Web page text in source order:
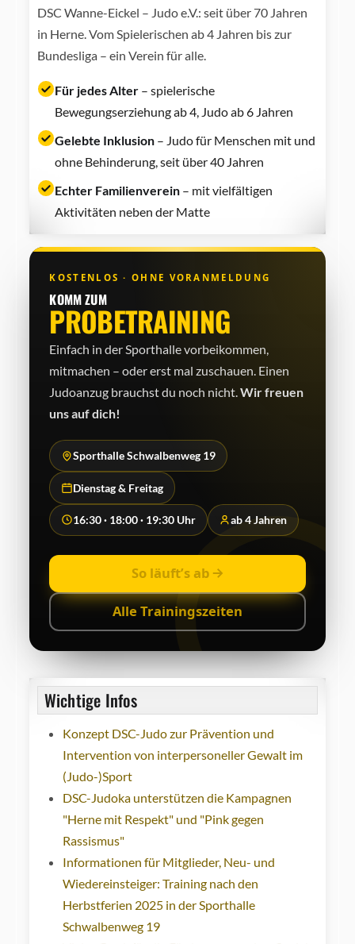
DSC Wanne-Eickel – Judo e.V.: seit über 70 Jahren
in Herne. Vom Spielerischen ab 4 Jahren bis zur
Bundesliga – ein Verein für alle.
Für jedes Alter– spielerische
Bewegungserziehung ab 4, Judo ab 6 Jahren
Gelebte Inklusion– Judo für Menschen mit und
ohne Behinderung, seit über 40 Jahren
Echter Familienverein– mit vielfältigen
Aktivitäten neben der Matte
KOSTENLOS · OHNE VORANMELDUNG
KOMM ZUM
PROBETRAINING
Einfach in der Sporthalle vorbeikommen,
mitmachen – oder erst mal zuschauen. Einen
Judo­anzug brauchst du noch nicht.Wir freuen
uns auf dich!
Sporthalle Schwalbenweg 19
Dienstag & Freitag
16:30 · 18:00 · 19:30 Uhr ab 4 Jahren
So läuft’s ab
Alle Trainingszeiten
Wichtige Infos
Konzept DSC-Judo zur Prävention und
Intervention von interpersoneller Gewalt im
(Judo-)Sport
DSC-Judoka unterstützen die Kampagnen
"Herne mit Respekt" und "Pink gegen
Rassismus"
Informationen für Mitglieder, Neu- und
Wiedereinsteiger: Training nach den
Herbstferien 2025 in der Sporthalle
Schwalbenweg 19